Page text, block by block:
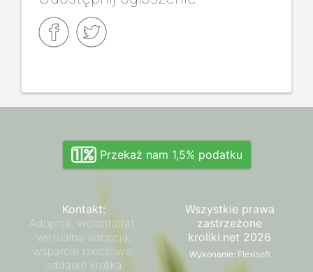
Przekaż nam 1,5% podatku
Kontakt:
Adopcja, wolontariat,
wirtualna adopcja,
wsparcie rzeczowe,
oddanie królika
Wszystkie prawa
zastrzeżone
kroliki.net 2026
Wykonanie: Flexisoft